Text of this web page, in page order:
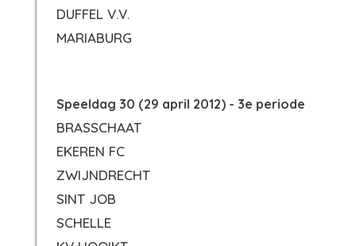
DUFFEL V.V.
MARIABURG
Speeldag 30 (29 april 2012) - 3e periode
BRASSCHAAT
EKEREN FC
ZWIJNDRECHT
SINT JOB
SCHELLE